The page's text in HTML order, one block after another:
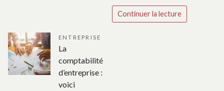
Continuer la lecture
ENTREPRISE
La
comptabilité
d’entreprise :
voici